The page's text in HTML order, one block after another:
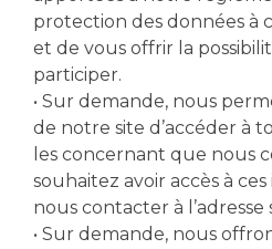
protection des données à
et de vous offrir la
participer.
• Sur demande, nous
de notre site d’accéder à
les concernant que nous
souhaitez avoir accès à
nous contacter à
• Sur demande, nous